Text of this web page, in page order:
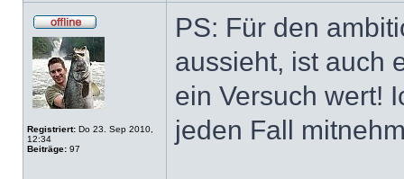
Registriert: Do 23. Sep 2010,
12:34
Beiträge: 97
PS: Für den
aussieht, ist auch
ein Versuch wert!
jeden Fall